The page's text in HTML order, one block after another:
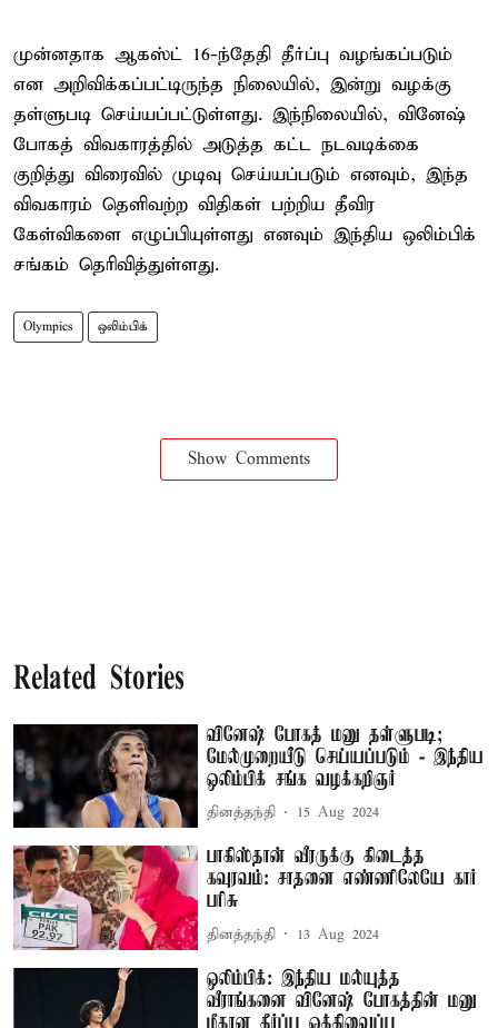
முன்னதாக ஆகஸ்ட் 16-ந்தேதி தீர்ப்பு வழங்கப்படும்
என அறிவிக்கப்பட்டிருந்த நிலையில், இன்று வழக்கு
தள்ளுபடி செய்யப்பட்டுள்ளது. இந்நிலையில், வினேஷ்
போகத் விவகாரத்தில் அடுத்த கட்ட நடவடிக்கை
குறித்து விரைவில் முடிவு செய்யப்படும் எனவும், இந்த
விவகாரம் தெளிவற்ற விதிகள் பற்றிய தீவிர
கேள்விகளை எழுப்பியுள்ளது எனவும் இந்திய ஒலிம்பிக்
சங்கம் தெரிவித்துள்ளது.
Olympics ஒலிம்பிக்
Show Comments
Related Stories
வினேஷ் போகத் மனு தள்ளுபடி;
மேல்முறையீடு செய்யப்படும் - இந்திய
ஒலிம்பிக் சங்க வழக்கறிஞர்
தினத்தந்தி 15 Aug 2024
பாகிஸ்தான் வீரருக்கு கிடைத்த
கவுரவம்: சாதனை எண்ணிலேயே கார்
பரிசு
தினத்தந்தி 13 Aug 2024
ஒலிம்பிக்: இந்திய மல்யுத்த
வீராங்கனை வினேஷ் போகத்தின் மனு
மீதான தீர்ப்பு ஒத்திவைப்பு